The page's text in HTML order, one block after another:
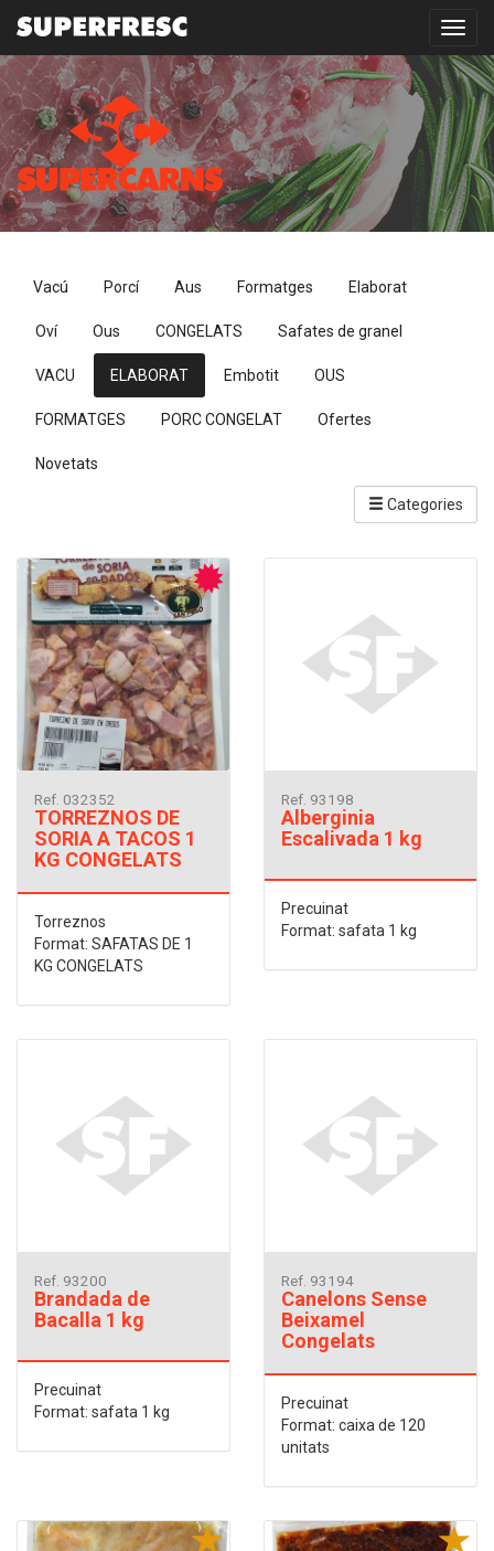
Vacú Porcí Aus Formatges Elaborat
Oví Ous CONGELATS Safates de granel
VACU ELABORAT Embotit OUS
FORMATGES PORC CONGELAT Ofertes
Novetats
Categories
Ref. 032352
TORREZNOS DE
SORIA A TACOS 1
KG CONGELATS
Torreznos
Format: SAFATAS DE 1
KG CONGELATS
Ref. 93198
Alberginia
Escalivada 1 kg
Precuinat
Format: safata 1 kg
Ref. 93200
Brandada de
Bacalla 1 kg
Precuinat
Format: safata 1 kg
Ref. 93194
Canelons Sense
Beixamel
Congelats
Precuinat
Format: caixa de 120
unitats